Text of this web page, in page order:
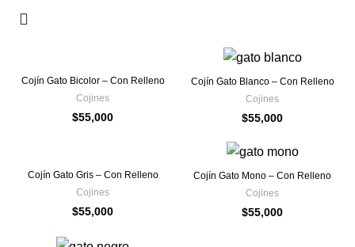
Cojín Gato Bicolor – Con Relleno
Cojines
$55,000
Cojín Gato Blanco – Con Relleno
Cojines
$55,000
Cojín Gato Gris – Con Relleno
Cojines
$55,000
Cojín Gato Mono – Con Relleno
Cojines
$55,000